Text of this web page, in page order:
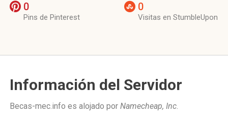
0
Pins de Pinterest
0
Visitas en StumbleUpon
Información del Servidor
Becas-mec.info es alojado por Namecheap, Inc.